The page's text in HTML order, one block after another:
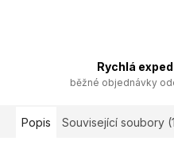
Rychlá
běžné objednávky
Popis Související soubory